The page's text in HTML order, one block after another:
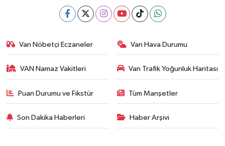
Van Nöbetçi Eczaneler Van Hava Durumu
VAN Namaz Vakitleri Van Trafik Yoğunluk Haritası
Puan Durumu ve Fikstür Tüm Manşetler
Son Dakika Haberleri Haber Arşivi